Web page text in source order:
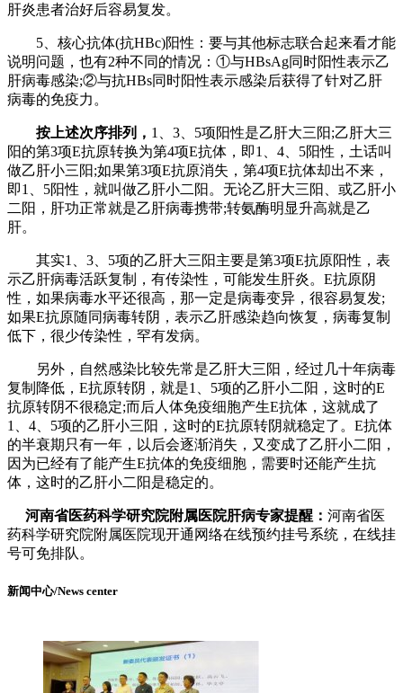
肝炎患者治好后容易复发。
5、核心抗体(抗HBc)阳性：要与其他标志联合起来看才能
说明问题，也有2种不同的情况：①与HBsAg同时阳性表示乙
肝病毒感染;②与抗HBs同时阳性表示感染后获得了针对乙肝
病毒的免疫力。
按上述次序排列， 1、3、5项阳性是乙肝大三阳;乙肝大三
阳的第3项E抗原转换为第4项E抗体，即1、4、5阳性，土话叫
做乙肝小三阳;如果第3项E抗原消失，第4项E抗体却出不来，
即1、5阳性，就叫做乙肝小二阳。无论乙肝大三阳、或乙肝小
二阳，肝功正常就是乙肝病毒携带;转氨酶明显升高就是乙
肝。
其实1、3、5项的乙肝大三阳主要是第3项E抗原阳性，表
示乙肝病毒活跃复制，有传染性，可能发生肝炎。E抗原阴
性，如果病毒水平还很高，那一定是病毒变异，很容易复发;
如果E抗原随同病毒转阴，表示乙肝感染趋向恢复，病毒复制
低下，很少传染性，罕有发病。
另外，自然感染比较先常是乙肝大三阳，经过几十年病毒
复制降低，E抗原转阴，就是1、5项的乙肝小二阳，这时的E
抗原转阴不很稳定;而后人体免疫细胞产生E抗体，这就成了
1、4、5项的乙肝小三阳，这时的E抗原转阴就稳定了。E抗体
的半衰期只有一年，以后会逐渐消失，又变成了乙肝小二阳，
因为已经有了能产生E抗体的免疫细胞，需要时还能产生抗
体，这时的乙肝小二阳是稳定的。
河南省医药科学研究院附属医院肝病专家提醒： 河南省医
药科学研究院附属医院现开通网络在线预约挂号系统，在线挂
号可免排队。
新闻中心/News center